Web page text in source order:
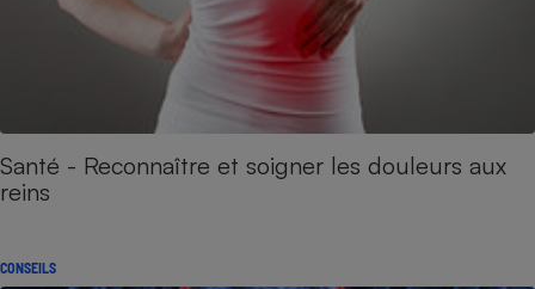
Santé - Reconnaître et soigner les douleurs aux
reins
CONSEILS